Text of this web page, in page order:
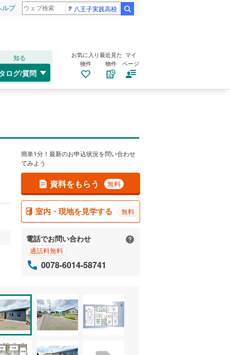
ルプ 八王子実践高校
知る
ログ/質問
お気に入り
物件
最近見た
物件
マイ
ページ
簡単1分！最新のお申込状況を問い合わせ
てみよう
資料をもらう 無料
室内・現地を見学する 無料
電話でお問い合わせ
通話料無料
0078-6014-58741